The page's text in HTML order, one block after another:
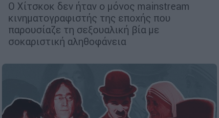
Ο Χίτσκοκ δεν ήταν ο μόνος mainstream
κινηματογραφιστής της εποχής που
παρουσίαζε τη σεξουαλική βία με
σοκαριστική αληθοφάνεια